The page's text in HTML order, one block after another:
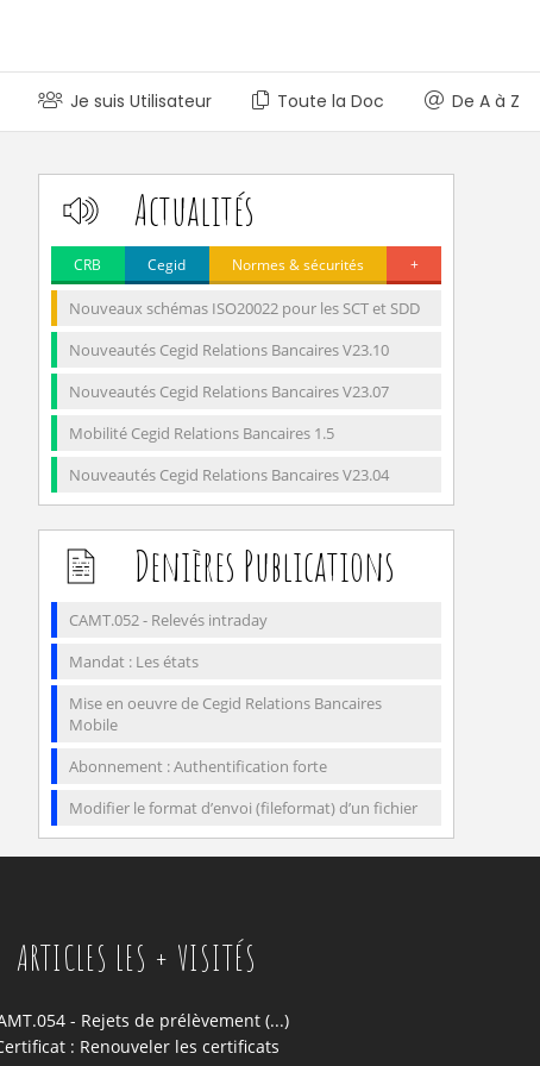
Je suis Utilisateur Toute la Doc De A à Z
Actualités
CRB Cegid Normes & sécurités +
Nouveaux schémas ISO20022 pour les SCT et SDD
Nouveautés Cegid Relations Bancaires V23.10
Nouveautés Cegid Relations Bancaires V23.07
Mobilité Cegid Relations Bancaires 1.5
Nouveautés Cegid Relations Bancaires V23.04
Denières Publications
CAMT.052 - Relevés intraday
Mandat : Les états
Mise en oeuvre de Cegid Relations Bancaires
Mobile
Abonnement : Authentification forte
Modifier le format d’envoi (fileformat) d’un fichier
ARTICLES LES + VISITÉS
- Rejets de prélèvement (...)
: Renouveler les certificats